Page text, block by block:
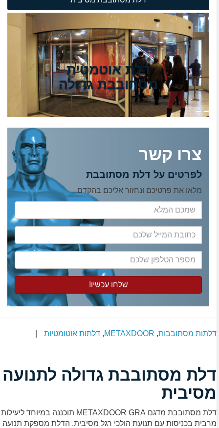
דלת אוטמטית
מסתובבת גדולה
צרו קשר
לפרטים על דלת מסתובבת
מלאו את פרטיכם ונחזור אליכם בהקדם
שמכם
המלא
כתובת
המייל
שלכם
מספר
הטלפון
שלכם
דלתות מסתובבות,
METAXDOOR
, דלתות אוטומטיות
דלת מסתובבת גדולה לתנועה
מסיבית
דלת מסתובבת מדגם METAXDOOR GRA תוכננה במיוחד ליעילות
מרבית בכניסות עם תנועת הולכי רגל מסיבית. הדלת מספקת תנועה